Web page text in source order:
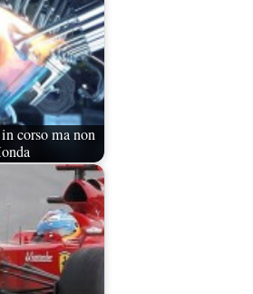
corso ma non